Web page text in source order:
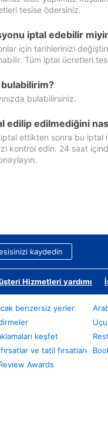
tesise ödersiniz.
iptal edebilir
için tarihlerinizi
Tüm iptal ücretleri
bulabilirsiniz.
edilip edilmediğini
ettikten sonra bu iptal
kontrol edin. 24 saat
kaydedin
Hizmetleri yardımı
benzersiz yerler
keşfet
ve tatil fırsatları
Awards